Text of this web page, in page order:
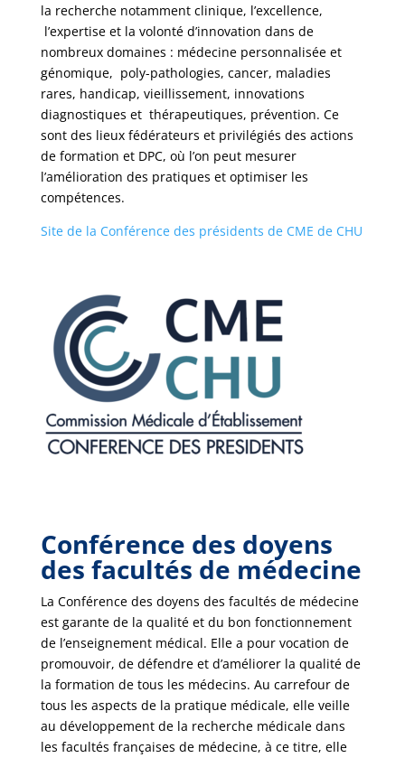
la recherche notamment clinique, l’excellence,
l’expertise et la volonté d’innovation dans de
nombreux domaines : médecine personnalisée et
génomique, poly-pathologies, cancer, maladies
rares, handicap, vieillissement, innovations
diagnostiques et thérapeutiques, prévention. Ce
sont des lieux fédérateurs et privilégiés des actions
de formation et DPC, où l’on peut mesurer
l’amélioration des pratiques et optimiser les
compétences.
Site de la Conférence des présidents de CME de CHU
Conférence des doyens
des facultés de médecine
La Conférence des doyens des facultés de médecine
est garante de la qualité et du bon fonctionnement
de l’enseignement médical. Elle a pour vocation de
promouvoir, de défendre et d’améliorer la qualité de
la formation de tous les médecins. Au carrefour de
tous les aspects de la pratique médicale, elle veille
au développement de la recherche médicale dans
les facultés françaises de médecine, à ce titre, elle